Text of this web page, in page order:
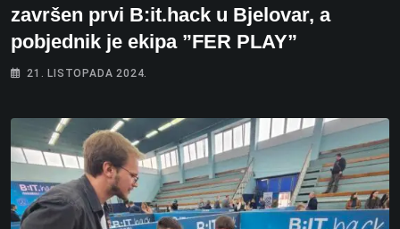
završen prvi B:it.hack u Bjelovar, a
pobjednik je ekipa ”FER PLAY”
21. LISTOPADA 2024.